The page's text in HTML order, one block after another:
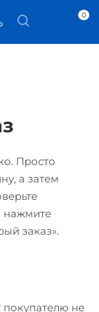
0
Просто
а затем
нажмите
заказ».
покупателю не